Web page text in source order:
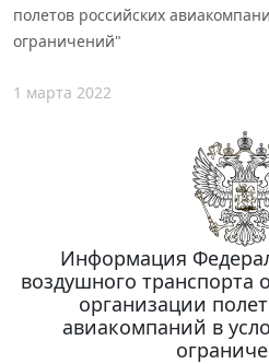
полетов российских
ограничений"
1 марта 2022
Информация
воздушного транспорта
организации
авиакомпаний в